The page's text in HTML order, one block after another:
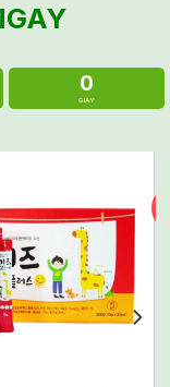
0
GIÂY